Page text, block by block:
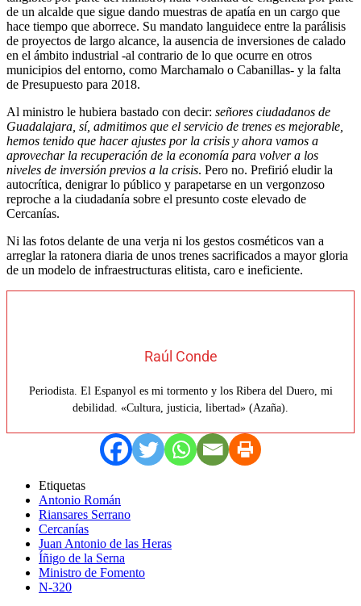
de un alcalde que sigue dando muestras de apatía en un cargo que
hace tiempo que aborrece. Su mandato languidece entre la parálisis
de proyectos de largo alcance, la ausencia de inversiones de calado
en el ámbito industrial -al contrario de lo que ocurre en otros
municipios del entorno, como Marchamalo o Cabanillas- y la falta
de Presupuesto para 2018.
Al ministro le hubiera bastado con decir: señores ciudadanos de
Guadalajara, sí, admitimos que el servicio de trenes es mejorable,
hemos tenido que hacer ajustes por la crisis y ahora vamos a
aprovechar la recuperación de la economía para volver a los
niveles de inversión previos a la crisis. Pero no. Prefirió eludir la
autocrítica, denigrar lo público y parapetarse en un vergonzoso
reproche a la ciudadanía sobre el presunto coste elevado de
Cercanías.
Ni las fotos delante de una verja ni los gestos cosméticos van a
arreglar la ratonera diaria de unos trenes sacrificados a mayor gloria
de un modelo de infraestructuras elitista, caro e ineficiente.
Raúl Conde
Periodista. El Espanyol es mi tormento y los Ribera del Duero, mi
debilidad. «Cultura, justicia, libertad» (Azaña).
Etiquetas
Antonio Román
Riansares Serrano
Cercanías
Juan Antonio de las Heras
Íñigo de la Serna
Ministro de Fomento
N-320